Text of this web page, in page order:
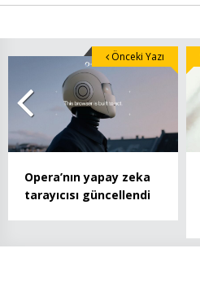
Opera’nın yapay zeka
tarayıcısı güncellendi
Önceki Yazı